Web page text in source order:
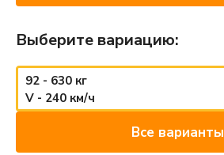
Выберите вариацию:
92 - 630 кг
V - 240 км/ч
Все варианты